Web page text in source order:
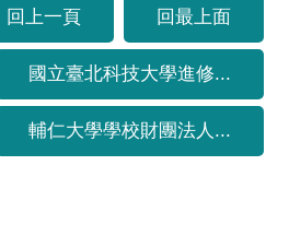
回上一頁
回最上面
國立臺北科技大學進修...
輔仁大學學校財團法人...